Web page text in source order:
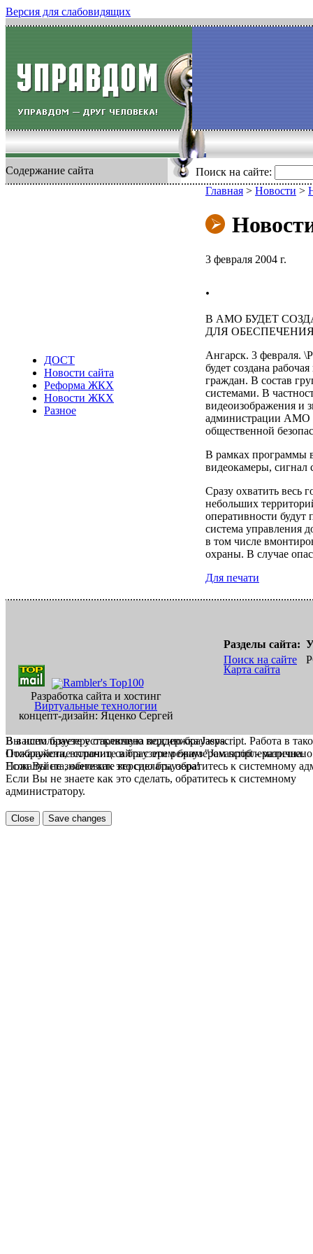
Версия для слабовидящих
Содержание сайта Поиск на сайте:
ДОСТ
Новости сайта
Реформа ЖКХ
Новости ЖКХ
Разное
Главная > Новости >
3 февраля 2004 г.
.
В АМО БУДЕТ
ДЛЯ
Ангарск. 3 февраля.
будет создана
граждан. В состав
системами. В
видеоизображения и
администрации АМО
общественной
В рамках программы
видеокамеры, сигнал
Сразу охватить весь
небольших
оперативности будут
система управления
в том числе
охраны. В случае
Для печати
Разработка сайта и хостинг
Виртуальные технологии
концепт-дизайн: Яценко Сергей
Разделы сайта:
Поиск на сайте
Карта сайта
В вашем браузере отключена поддержка Jasvscript. Работа в
Пожалуйста, включите в браузере режим "Javascript -
Если Вы не знаете как это сделать, обратитесь к системному
Вы используете устаревшую версию браузера.
Отображение страниц сайта с этим браузером проблематична.
Пожалуйста, обновите версию браузера!
Если Вы не знаете как это сделать, обратитесь к системному
администратору.
Close Save changes